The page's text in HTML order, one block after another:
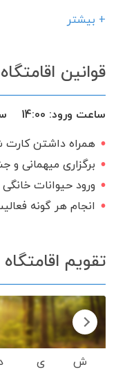
تلویزیون
سرویس ایرانی
+ بیشتر
قوانین اقامتگاه
ساعت ورود: 14:00
همراه داشتن کارت
برگزاری میهمانی
ورود حیوانات
انجام هر گونه
تقویم اقامتگاه
ش ی